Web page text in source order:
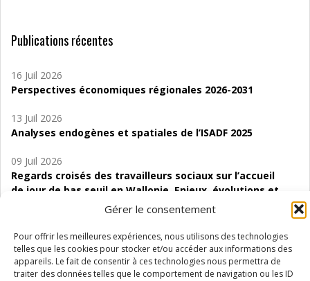
Gérer le consentement
Pour offrir les meilleures expériences, nous utilisons des technologies
telles que les cookies pour stocker et/ou accéder aux informations des
appareils. Le fait de consentir à ces technologies nous permettra de
traiter des données telles que le comportement de navigation ou les ID
Publications récentes
16 Juil 2026
Perspectives économiques régionales 2026-2031
13 Juil 2026
Analyses endogènes et spatiales de l’ISADF 2025
09 Juil 2026
Regards croisés des travailleurs sociaux sur l’accueil
de jour de bas seuil en Wallonie. Enjeux, évolutions et
06 Juil 2026
Étude d’évaluabilité des Structures
d’accompagnement à l’autocréation d’emploi (SAACE)